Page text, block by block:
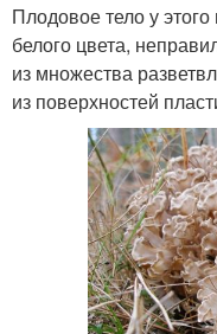
Плодовое тело у
белого цвета,
из множества
из поверхностей